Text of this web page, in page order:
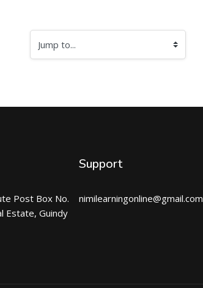
Jump to...
Post Box No.
Estate, Guindy
Support
nimilearningonline@gmail.com